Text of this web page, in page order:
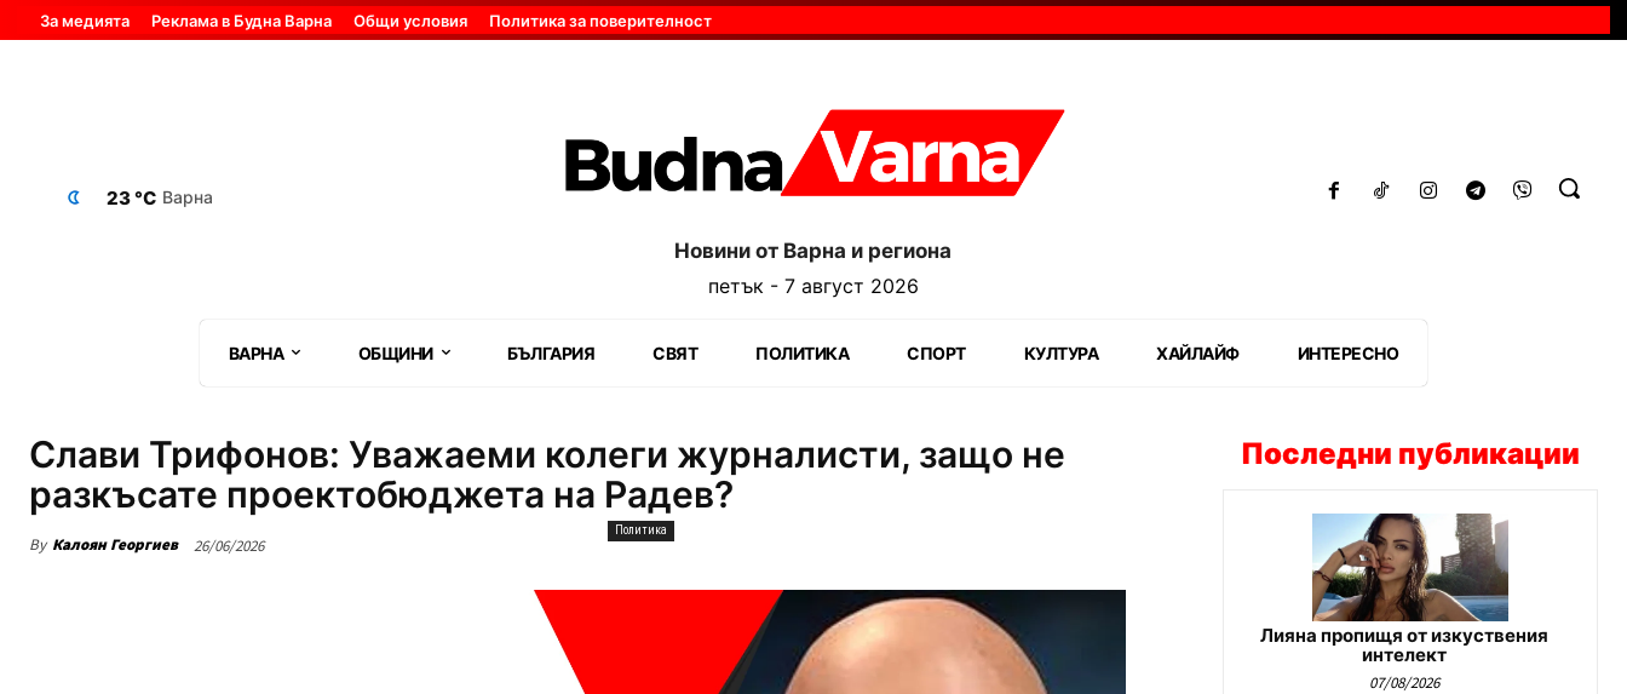
За медията Реклама в Будна Варна Общи условия Политика за поверителност
23 °C Варна
Новини от Варна и региона
петък - 7 август 2026
ВАРНА ОБЩИНИ БЪЛГАРИЯ СВЯТ ПОЛИТИКА СПОРТ КУЛТУРА ХАЙЛАЙФ ИНТЕРЕСНО
Слави Трифонов: Уважаеми колеги журналисти, защо не
разкъсате проектобюджета на Радев?
By Калоян Георгиев 26/06/2026
Политика
Последни публикации
Лияна пропищя от изкуствения
интелект
07/08/2026